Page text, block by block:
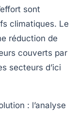
sont
climatiques. Le
réduction de
couverts par
secteurs d’ici
: l’analyse